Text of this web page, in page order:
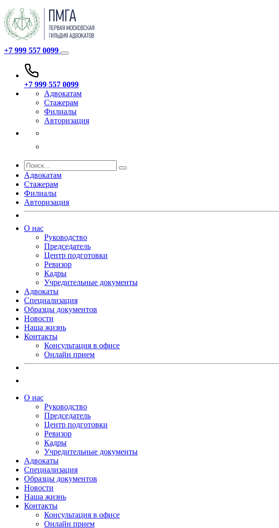
+7 999 557 0099
+7 999 557 0099
Адвокатам
Стажерам
Филиалы
Авторизация
Адвокатам
Стажерам
Филиалы
Авторизация
О нас
Руководство
Председатель
Центр подготовки
Ревизор
Кадры
Учредительные документы
Адвокаты
Специализация
Образцы документов
Новости
Наша жизнь
Контакты
Консультация в офисе
Онлайн прием
О нас
Руководство
Председатель
Центр подготовки
Ревизор
Кадры
Учредительные документы
Адвокаты
Специализация
Образцы документов
Новости
Наша жизнь
Контакты
Консультация в офисе
Онлайн прием